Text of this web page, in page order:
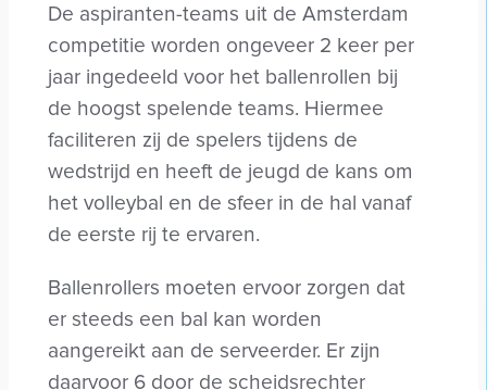
De aspiranten-teams uit de Amsterdam
competitie worden ongeveer 2 keer per
jaar ingedeeld voor het ballenrollen bij
de hoogst spelende teams. Hiermee
faciliteren zij de spelers tijdens de
wedstrijd en heeft de jeugd de kans om
het volleybal en de sfeer in de hal vanaf
de eerste rij te ervaren.
Ballenrollers moeten ervoor zorgen dat
er steeds een bal kan worden
aangereikt aan de serveerder. Er zijn
daarvoor 6 door de scheidsrechter